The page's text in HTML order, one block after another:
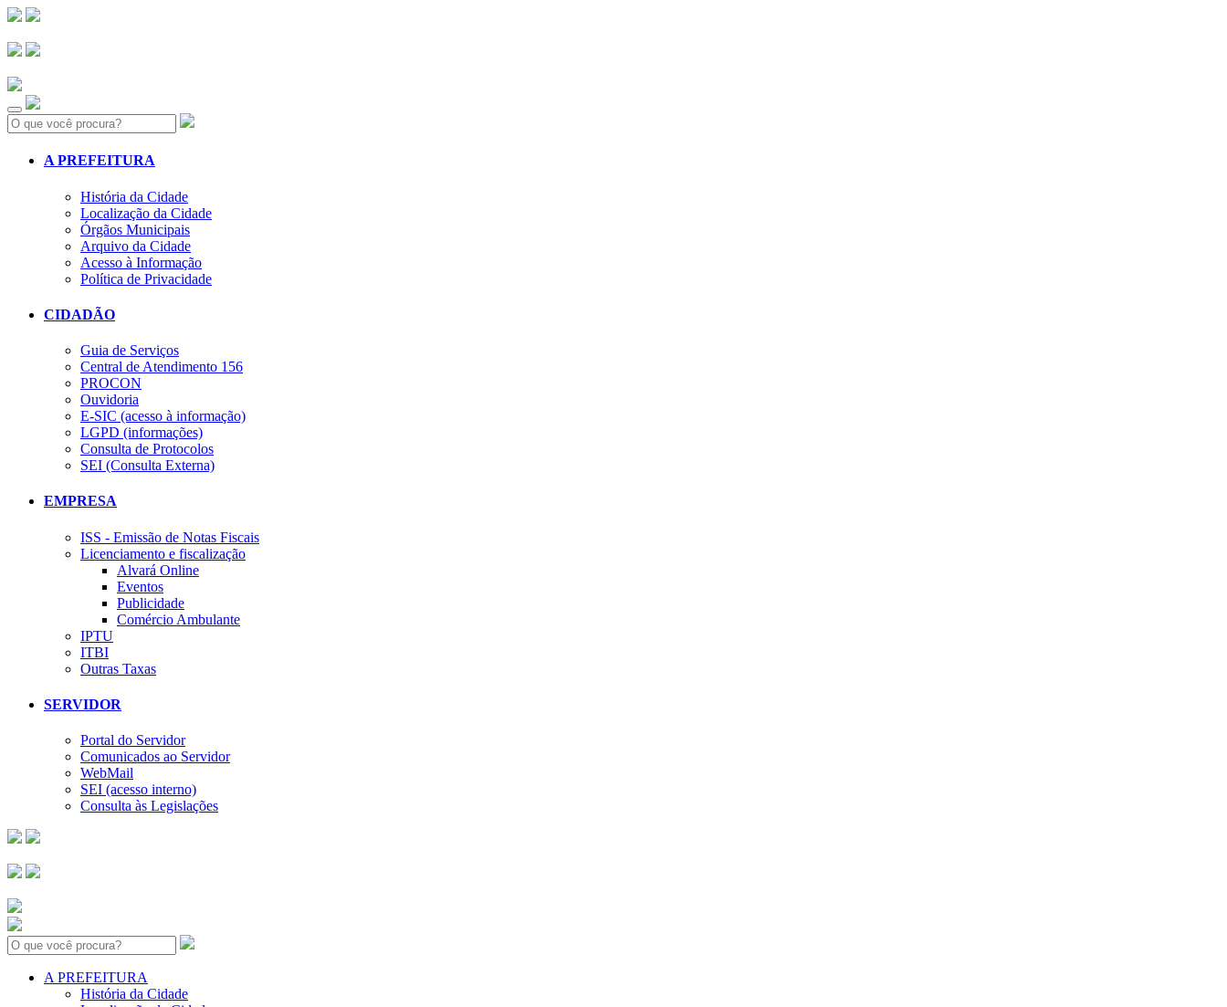
Search:
A PREFEITURA
História da Cidade
Localização da Cidade
Órgãos Municipais
Arquivo da Cidade
Acesso à Informação
Política de Privacidade
CIDADÃO
Guia de Serviços
Central de Atendimento 156
PROCON
Ouvidoria
E-SIC (acesso à informação)
LGPD (informações)
Consulta de Protocolos
SEI (Consulta Externa)
EMPRESA
ISS - Emissão de Notas Fiscais
Licenciamento e fiscalização
Alvará Online
Eventos
Publicidade
Comércio Ambulante
IPTU
ITBI
Outras Taxas
SERVIDOR
Portal do Servidor
Comunicados ao Servidor
WebMail
SEI (acesso interno)
Consulta às Legislações
Search:
A PREFEITURA
História da Cidade